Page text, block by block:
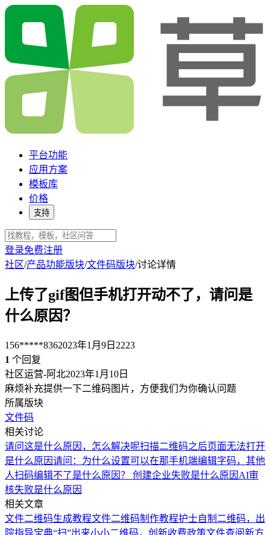
平台功能
应用方案
模板库
价格
支持
登录免费注册
社区/产品功能版块/文件码版块/讨论详情
上传了gif图但手机打开动不了，请问是
什么原因？
156*****8362023年1月9日 2223
1 个回复
社区运营-阿北2023年1月10日
麻烦补充提供一下二维码图片，方便我们为你确认问题
所属版块
文件码
相关讨论
请问这是什么原因，怎么解决呢扫描二维码之后页面无法打开
是什么原因请问：为什么设置可以在那手机端编辑字码，其他
人扫码编辑不了是什么原因？ 创建企业失败是什么原因 AI审
核失败是什么原因
相关文章
文件二维码生成教程文件二维码制作教程护士自制二维码，出
院指导宝典“扫”出来小小二维码，创新收费政策文件查阅新方